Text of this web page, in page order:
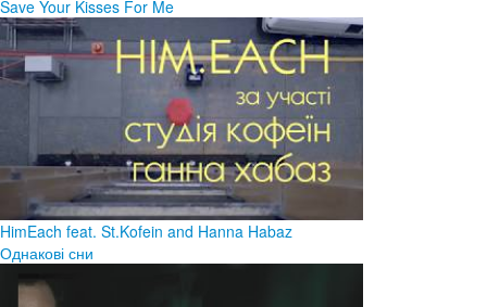
Save Your Kisses For Me
HimEach feat. St.Kofein and Hanna Habaz
Однакові сни